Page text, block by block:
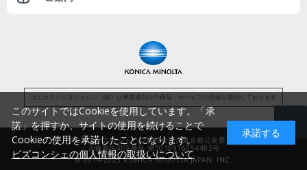
コニカミノルタジャパン（株）は事業者向けの商品・サービスの情報を提供しております
コニカミノルタジャパン株式会社／東京都公安委員会
古物商許可証番号 第3010916054482号
© 2014-2025 KONICA MINOLTA JAPAN, INC.
このサイトではCookieを使用しています。「承
諾」を押すか、サイトの使用を続けることで
Cookieの使用を承諾したことになります。
ビズコンシェの個人情報の取扱いについて
承諾する